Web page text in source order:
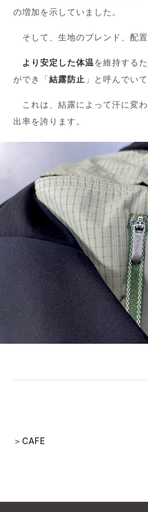
の増加を示していました。
そして、生地のブレンド、配置
より安定した体温を維持する
ができ「結露防止 」と呼んでいて
これは、結露によって汗に変
出率を誇ります。
＞CAFE